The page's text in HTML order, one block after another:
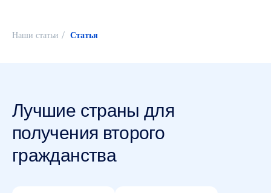
Наши статьи / Статья
Лучшие страны для
получения второго
гражданства